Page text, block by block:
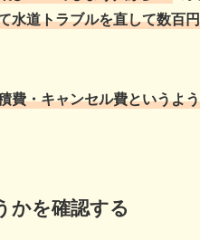
水道トラブルを直して数百
費・キャンセル費というよ
かを確認する